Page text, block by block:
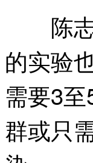
陈志
的实验
需要3
群或只